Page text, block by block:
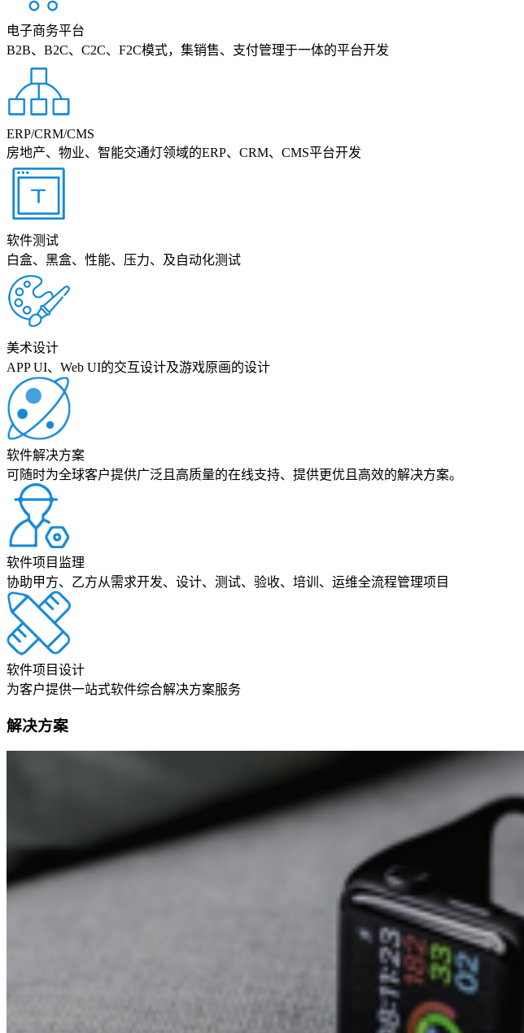
电子商务平台
B2B、B2C、C2C、F2C模式，集销售、支付管理于一体的平台开发
ERP/CRM/CMS
房地产、物业、智能交通灯领域的ERP、CRM、CMS平台开发
软件测试
白盒、黑盒、性能、压力、及自动化测试
美术设计
APP UI、Web UI的交互设计及游戏原画的设计
软件解决方案
可随时为全球客户提供广泛且高质量的在线支持、提供更优且高效的解决方案。
软件项目监理
协助甲方、乙方从需求开发、设计、测试、验收、培训、运维全流程管理项目
软件项目设计
为客户提供一站式软件综合解决方案服务
解决方案